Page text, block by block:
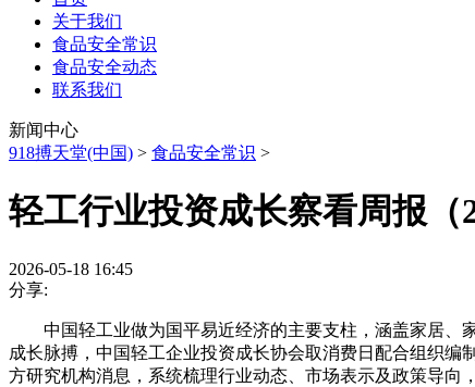
关于我们
食品安全常识
食品安全动态
联系我们
新闻中心
918搏天堂(中国) > 食品安全常识 >
轻工行业投资成长察看周报（
2026-05-18 16:45
分享:
中国轻工业做为国平易近经济的主要支柱，涵盖家居、
成长脉搏，中国轻工企业投资成长协会取消费日配合组织
方研究机构消息，系统梳理行业动态、市场表示及政策导